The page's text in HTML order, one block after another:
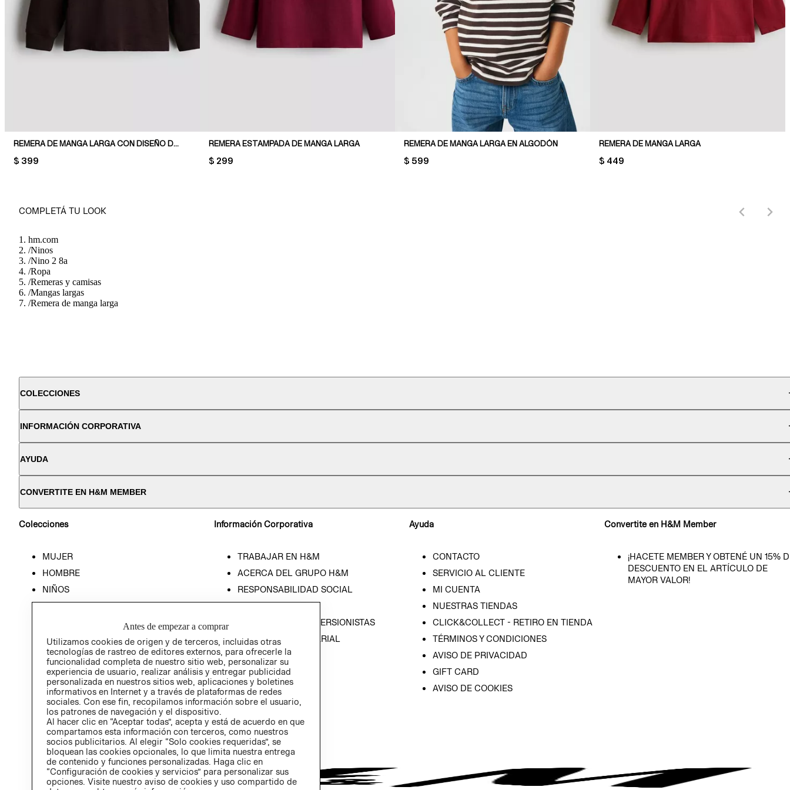
REMERA DE MANGA LARGA CON DISEÑO DECORATIVO
PRICE:
$ 399
REMERA ESTAMPADA DE MANGA LARGA
PRICE:
$ 299
REMERA DE MANGA LARGA EN ALGODÓN
PRICE:
$ 599
REMERA DE MANGA LARGA
PRICE:
$ 449
COMPLETÁ TU LOOK
hm.com
/Ninos
/Nino 2 8a
/Ropa
/Remeras y camisas
/Mangas largas
/Remera de manga larga
COLECCIONES
INFORMACIÓN CORPORATIVA
AYUDA
CONVERTITE EN H&M MEMBER
Colecciones
MUJER
HOMBRE
NIÑOS
HOME
Información Corporativa
TRABAJAR EN H&M
ACERCA DEL GRUPO H&M
RESPONSABILIDAD SOCIAL
PRENSA
RELACIÓN CON INVERSIONISTAS
POLÍTICA EMPRESARIAL
Ayuda
CONTACTO
SERVICIO AL CLIENTE
MI CUENTA
NUESTRAS TIENDAS
CLICK&COLLECT - RETIRO EN TIENDA
TÉRMINOS Y CONDICIONES
AVISO DE PRIVACIDAD
GIFT CARD
AVISO DE COOKIES
Convertite en H&M Member
¡HACETE MEMBER Y OBTENÉ UN 15%
DESCUENTO EN EL ARTÍCULO DE
MAYOR VALOR!
Antes de empezar a comprar
Utilizamos cookies de origen y de terceros, incluidas otras
tecnologías de rastreo de editores externos, para ofrecerle la
funcionalidad completa de nuestro sitio web, personalizar su
experiencia de usuario, realizar análisis y entregar publicidad
personalizada en nuestros sitios web, aplicaciones y boletines
informativos en Internet y a través de plataformas de redes
sociales. Con ese fin, recopilamos información sobre el usuario,
los patrones de navegación y el dispositivo.
Al hacer clic en “Aceptar todas”, acepta y está de acuerdo en que
compartamos esta información con terceros, como nuestros
socios publicitarios. Al elegir “Solo cookies requeridas”, se
bloquean las cookies opcionales, lo que limita nuestra entrega
de contenido y funciones personalizadas. Haga clic en
“Configuración de cookies y servicios” para personalizar sus
opciones. Visite nuestro aviso de cookies y uso compartido de